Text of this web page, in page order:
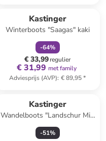
Kastinger
Winterboots "Saagas" kaki
-64%
€ 33,99regulier
€ 31,99 met family
Adviesprijs (AVP): € 89,95*
Kastinger
Wandelboots "Landschur Mid
KTX" lichtbruin
-51%